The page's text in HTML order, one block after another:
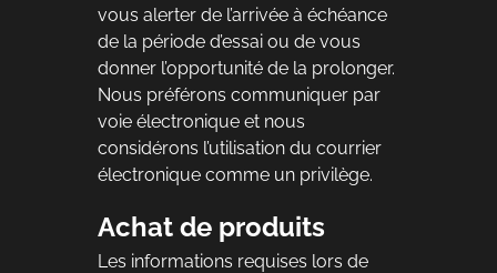
vous alerter de l’arrivée à échéance
de la période d’essai ou de vous
donner l’opportunité de la prolonger.
Nous préférons communiquer par
voie électronique et nous
considérons l’utilisation du courrier
électronique comme un privilège.
Achat de produits
Les informations requises lors de